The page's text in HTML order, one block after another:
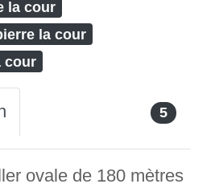
la cour
la cour
cour
5
ovale de 180 mètres